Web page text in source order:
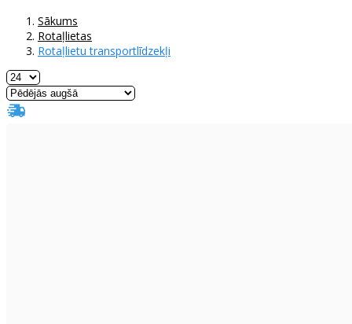
Sākums
Rotaļlietas
Rotaļlietu transportlīdzekļi